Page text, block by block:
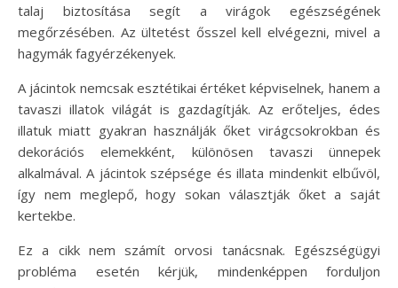
talaj biztosítása segít a virágok egészségének
megőrzésében. Az ültetést ősszel kell elvégezni, mivel a
hagymák fagyérzékenyek.
A jácintok nemcsak esztétikai értéket képviselnek, hanem a
tavaszi illatok világát is gazdagítják. Az erőteljes, édes
illatuk miatt gyakran használják őket virágcsokrokban és
dekorációs elemekként, különösen tavaszi ünnepek
alkalmával. A jácintok szépsége és illata mindenkit elbűvöl,
így nem meglepő, hogy sokan választják őket a saját
kertekbe.
Ez a cikk nem számít orvosi tanácsnak. Egészségügyi
probléma esetén kérjük, mindenképpen forduljon